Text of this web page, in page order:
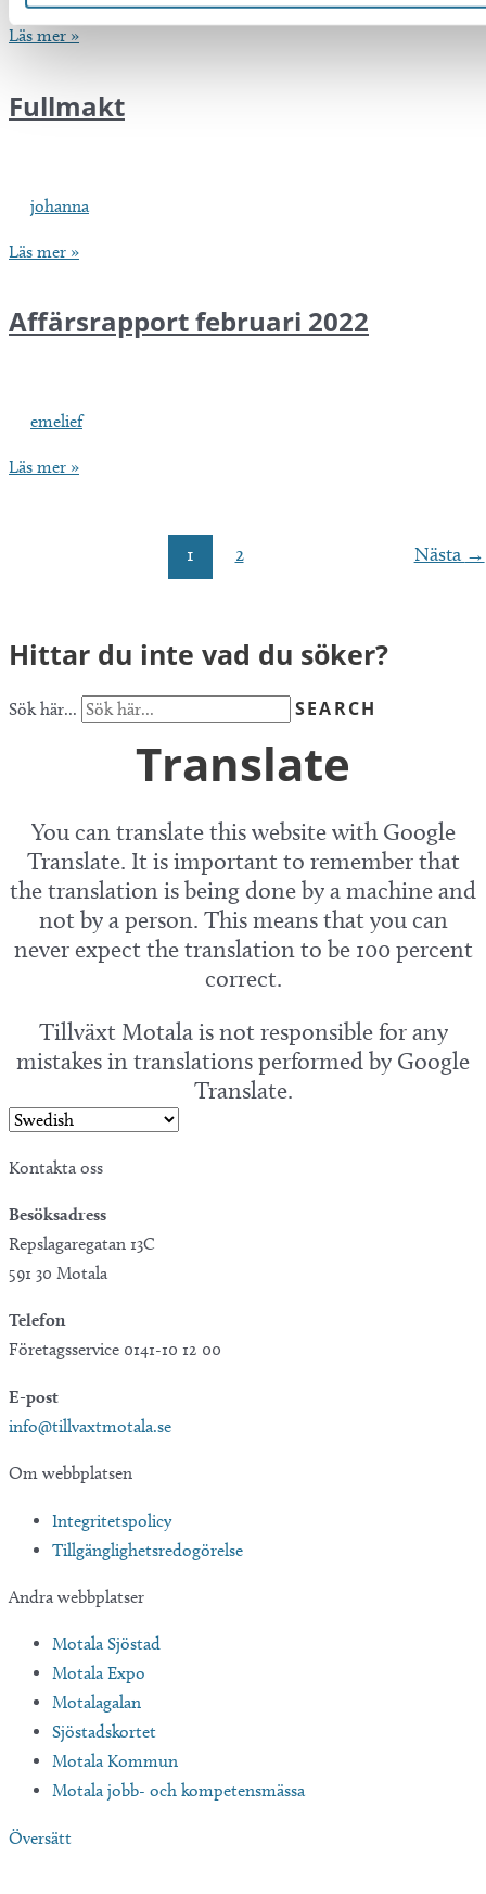
Inbjudan
Läs mer »
Fullmakt
johanna
Fullmakt
Läs mer »
Affärsrapport februari 2022
emelief
Affärsrapport
Läs mer »
1 2 Nästa →
Hittar du inte vad du söker?
Sök här... SEARCH
Translate
You can translate this website with Google
Translate. It is important to remember that
the translation is being done by a machine and
not by a person. This means that you can
never expect the translation to be 100 percent
correct.
Tillväxt Motala is not responsible for any
mistakes in translations performed by Google
Translate.
Kontakta oss
Besöksadress
Repslagaregatan 13C
591 30 Motala
Telefon
Företagsservice 0141-10 12 00
E-post
info@tillvaxtmotala.se
Om webbplatsen
Integritetspolicy
Tillgänglighetsredogörelse
Andra webbplatser
Motala Sjöstad
Motala Expo
Motalagalan
Sjöstadskortet
Motala Kommun
Motala jobb- och kompetensmässa
Översätt